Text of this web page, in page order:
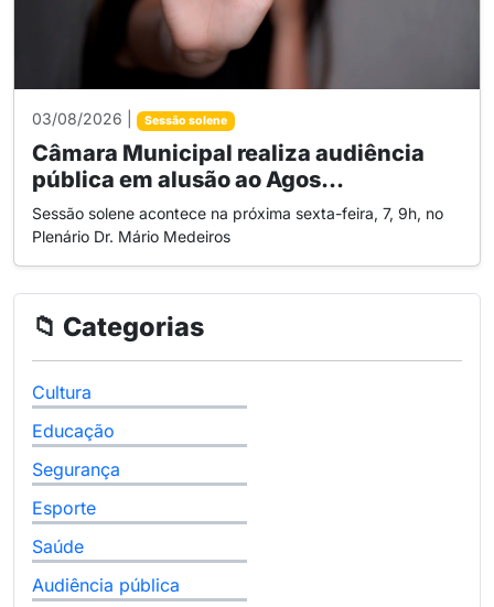
03/08/2026 | Sessão solene
Câmara Municipal realiza audiência
pública em alusão ao Agos...
Sessão solene acontece na próxima sexta-feira, 7, 9h, no
Plenário Dr. Mário Medeiros
📁 Categorias
Cultura
Educação
Segurança
Esporte
Saúde
Audiência pública